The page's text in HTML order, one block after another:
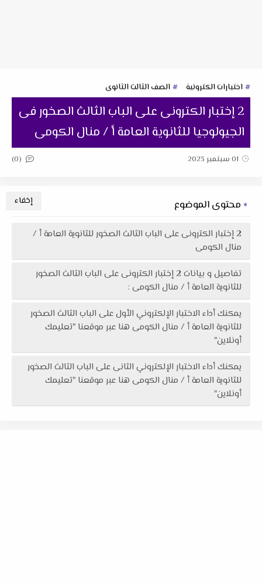
اختبارات الكترونية الصف الثالث الثانوى
2 إختبار الكترونى على الباب الثالث الصخور فى
الجيولوجيا للثانوية العامة أ / منال الكومى
01 سبتمبر 2023 (0)
محتوى الموضوع
2 إختبار الكترونى على الباب الثالث الصخور للثانوية العامة أ /
منال الكومى
تفاصيل و بيانات 2 إختبار الكترونى على الباب الثالث الصخور
للثانوية العامة أ / منال الكومى :
يمكنك أداء الاختبار الإلكتروني الأول على الباب الثالث الصخور
للثانوية العامة أ / منال الكومى هنا عبر موقعنا "تعليمك
أونلاين"
يمكنك أداء الاختبار الإلكتروني الثانى على الباب الثالث الصخور
للثانوية العامة أ / منال الكومى هنا عبر موقعنا "تعليمك
أونلاين"